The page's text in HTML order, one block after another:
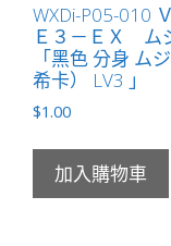
WXDi-P05-010
Ｅ３－ＥＸ ム
「黑色 分身 ム
希卡） LV3 」
$1.00
加入購物車